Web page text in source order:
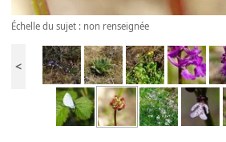
Échelle du sujet : non renseignée
<